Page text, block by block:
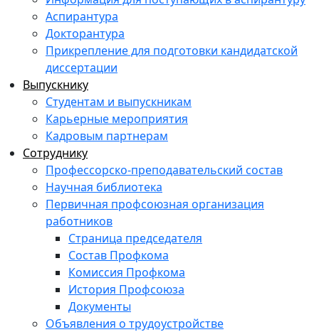
Аспирантура
Докторантура
Прикрепление для подготовки кандидатской
диссертации
Выпускнику
Студентам и выпускникам
Карьерные мероприятия
Кадровым партнерам
Сотруднику
Профессорско-преподавательский состав
Научная библиотека
Первичная профсоюзная организация
работников
Страница председателя
Состав Профкома
Комиссия Профкома
История Профсоюза
Документы
Объявления о трудоустройстве